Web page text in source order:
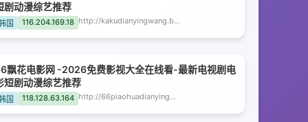
剧动漫综艺推荐
国 116.204.169.18 http://kakudianyingwang.bckqn.com
飘花电影网 -2026免费影视大全在线看-最新电视剧电
短剧动漫综艺推荐
国 118.128.63.164 http://66piaohuadianyingwang.bckqn.com